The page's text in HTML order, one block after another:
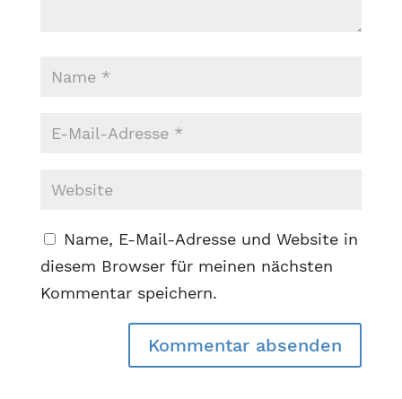
Name, E-Mail-Adresse und Website in
diesem Browser für meinen nächsten
Kommentar speichern.